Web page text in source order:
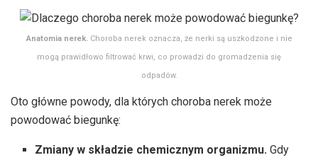
Anatomia nerek.Choroba nerek oznacza, że nerki są uszkodzone i nie
mogą prawidłowo filtrować krwi, co prowadzi do gromadzenia się
odpadów.
Oto główne powody, dla których choroba nerek może
powodować biegunkę:
Zmiany w składzie chemicznym organizmu. Gdy